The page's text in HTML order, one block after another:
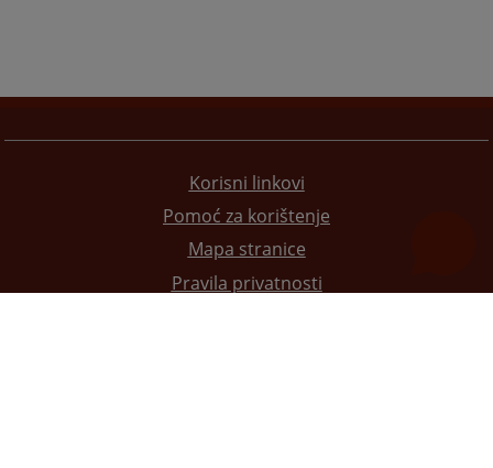
Korisni linkovi
Pomoć za korištenje
Mapa stranice
Pravila privatnosti